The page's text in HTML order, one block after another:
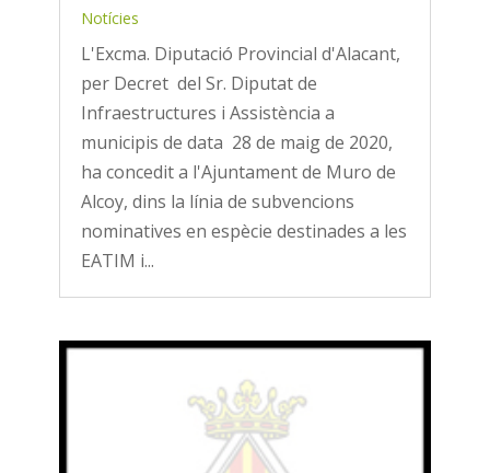
Notícies
L'Excma. Diputació Provincial d'Alacant,
per Decret del Sr. Diputat de
Infraestructures i Assistència a
municipis de data 28 de maig de 2020,
ha concedit a l'Ajuntament de Muro de
Alcoy, dins la línia de subvencions
nominatives en espècie destinades a les
EATIM i...